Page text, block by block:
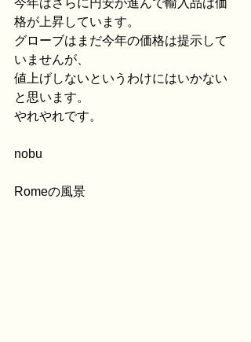
格が上昇しています。
グローブはまだ今年の価格は提示して
いませんが、
値上げしないというわけにはいかない
と思います。
やれやれです。
nobu
Romeの風景